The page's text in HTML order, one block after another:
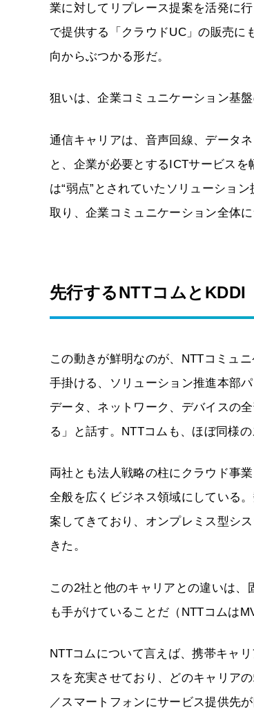
業に対してリプレース提案を活発に
で提供する「クラウドUC」の販売に
向からぶつかる形だ。
狙いは、企業コミュニケーション基盤
通信キャリアは、音声回線、データ
と、企業が必要とするICTサービス
は“弱点”とされていたソリューショ
取り、企業コミュニケーション全体
先行するNTTコムとKDDI
この動きが鮮明なのが、NTTコミュ
手掛ける、ソリューション推進本部
データ、ネットワーク、デバイスの
る」と話す。NTTコムも、ほぼ同様の
両社とも法人戦略の柱にクラウド事
全般を広くビジネス領域にしている
案してきており、オンプレミス型シ
きた。
この2社と他のキャリアとの違いは
も手がけていることだ（NTTコムは
NTTコムについて言えば、携帯キャ
スを充実させており、どのキャリア
／スマートフォンにサービス提供先